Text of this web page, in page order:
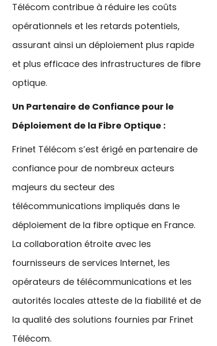
Télécom contribue à réduire les coûts
opérationnels et les retards potentiels,
assurant ainsi un déploiement plus rapide
et plus efficace des infrastructures de fibre
optique.
Un Partenaire de Confiance pour le
Déploiement de la Fibre Optique :
Frinet Télécom s’est érigé en partenaire de
confiance pour de nombreux acteurs
majeurs du secteur des
télécommunications impliqués dans le
déploiement de la fibre optique en France.
La collaboration étroite avec les
fournisseurs de services Internet, les
opérateurs de télécommunications et les
autorités locales atteste de la fiabilité et de
la qualité des solutions fournies par Frinet
Télécom.